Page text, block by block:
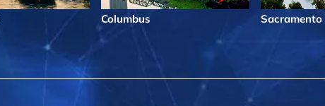
Columbus Sacramento